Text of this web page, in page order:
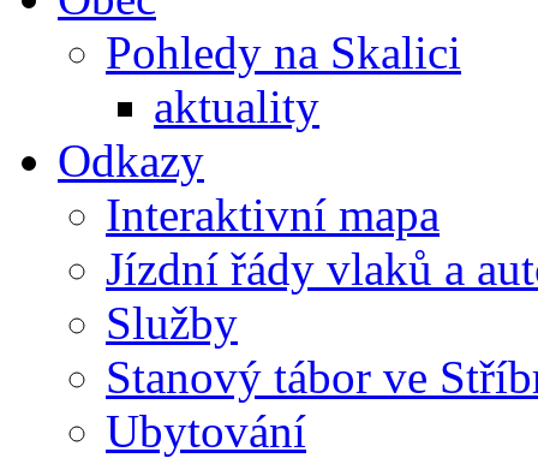
Pohledy na Skalici
aktuality
Odkazy
Interaktivní mapa
Jízdní řády vlaků a
Služby
Stanový tábor ve
Ubytování